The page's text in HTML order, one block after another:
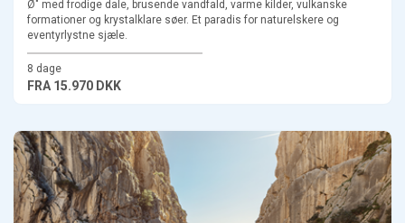
Ø" med frodige dale, brusende vandfald, varme kilder, vulkanske
formationer og krystalklare søer. Et paradis for naturelskere og
eventyrlystne sjæle.
8 dage
FRA15.970 DKK